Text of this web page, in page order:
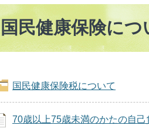
国民健康保険につ
国民健康保険税について
70歳以上75歳未満のかたの自己